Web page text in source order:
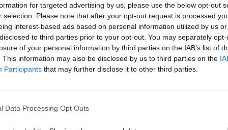
for targeted advertising by us, please use the below opt-out
selection. Please note that after your opt-out request is processed
interest-based ads based on personal information utilized by us
to third parties prior to your opt-out. You may separately
of your personal information by third parties on the IAB’s list of
This information may also be disclosed by us to third parties on the
Participants that may further disclose it to other third parties.
Data Processing Opt Outs
inletts på Norrtälje sjukhus, där VR-teknik
med nackskador. Christer Skoog, som
2009, är en av de patienter som nyligen
tekniken, under ledning av sjukgymnasten
olika övningar och tester i en virtuell
skräddarsy träningen efter varje individs